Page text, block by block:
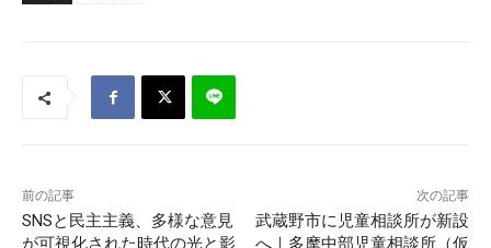
前の記事
SNSと民主主義、多様な意見
が可視化された時代の光と影
次の記事
武蔵野市に児童相談所が新設
へ｜多摩中部児童相談所（仮